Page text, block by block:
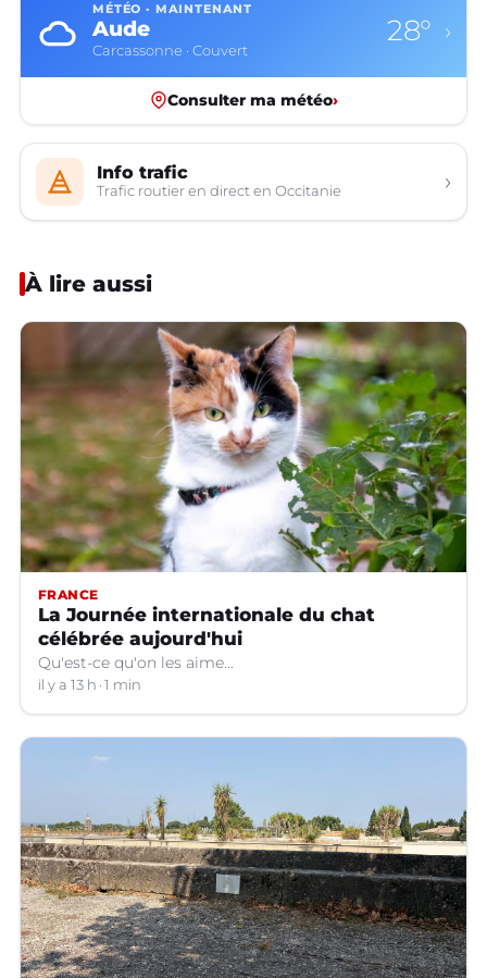
MÉTÉO · MAINTENANT
Aude
Carcassonne · Couvert
28° ›
Consulter ma météo›
Info trafic
Trafic routier en direct en Occitanie ›
À lire aussi
FRANCE
La Journée internationale du chat
célébrée aujourd'hui
Qu'est-ce qu'on les aime...
il y a 13 h 1 min